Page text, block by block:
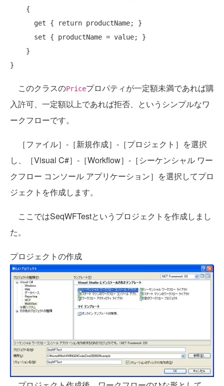
get { return productName; }
set { productName = value; }
このクラスのPriceプロパティが一定額未満であれば購
入許可、一定額以上であれば拒否、というシンプルなワ
ークフローです。
［ファイル］-［新規作成］-［プロジェクト］を選択
し、［Visual C#］-［Workflow］-［シーケンシャル ワー
クフロー コンソール アプリケーション］を選択してプロ
ジェクトを作成します。
ここではSeqWFTestというプロジェクトを作成しまし
た。
プロジェクトの作成